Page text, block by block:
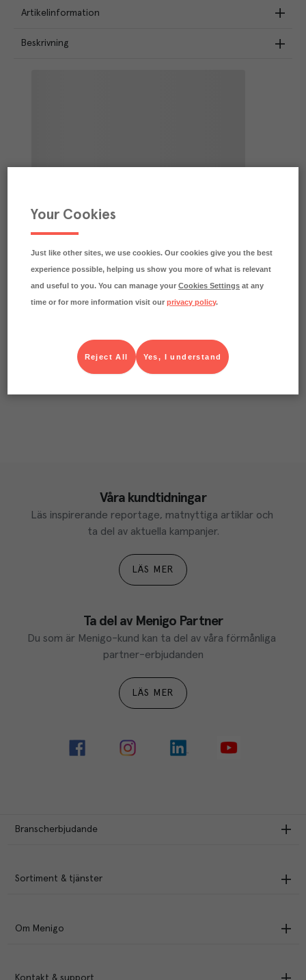
Artikelinformation
Beskrivning
Våra kundtidningar
Läs inspirerande reportage, matnyttiga artiklar och
ta del av aktuella kampanjer.
LÄS MER
Ta del av Menigo Partner
Du som är Menigo-kund kan ta del av våra förmånliga
partner-erbjudanden
LÄS MER
Branscherbjudande
Sortiment & tjänster
Om Menigo
Kontakt & support
Your Cookies
Just like other sites, we use cookies. Our cookies give you the best
experience possible, helping us show you more of what is relevant
and useful to you. You can manage yourCookies Settings at any
time or for more information visit ourprivacy policy.
Yes, I understand
Reject All